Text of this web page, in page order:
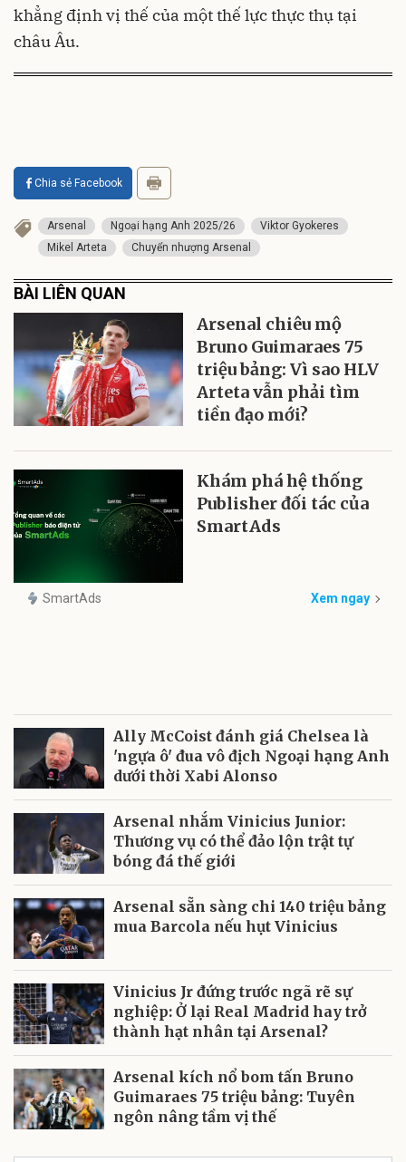
khẳng định vị thế của một thế lực thực thụ tại
châu Âu.
Chia sẻ Facebook
Arsenal Ngoại hạng Anh 2025/26
Viktor Gyokeres
Mikel Arteta
Chuyển nhượng Arsenal
BÀI LIÊN QUAN
Arsenal chiêu mộ
Bruno Guimaraes 75
triệu bảng: Vì sao HLV
Arteta vẫn phải tìm
tiền đạo mới?
Khám phá hệ thống
Publisher đối tác của
SmartAds
SmartAds Xem ngay
Ally McCoist đánh giá Chelsea là
'ngựa ô' đua vô địch Ngoại hạng Anh
dưới thời Xabi Alonso
Arsenal nhắm Vinicius Junior:
Thương vụ có thể đảo lộn trật tự
bóng đá thế giới
Arsenal sẵn sàng chi 140 triệu bảng
mua Barcola nếu hụt Vinicius
Vinicius Jr đứng trước ngã rẽ sự
nghiệp: Ở lại Real Madrid hay trở
thành hạt nhân tại Arsenal?
Arsenal kích nổ bom tấn Bruno
Guimaraes 75 triệu bảng: Tuyên
ngôn nâng tầm vị thế